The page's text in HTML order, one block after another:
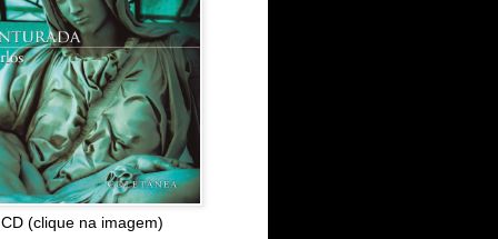
(clique na imagem)